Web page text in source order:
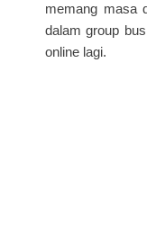
memang masa
dalam group
online lagi.